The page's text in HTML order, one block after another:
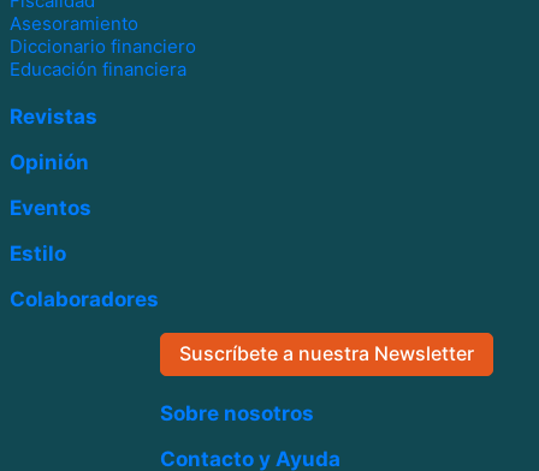
Asesoramiento
Diccionario financiero
Educación financiera
Revistas
Opinión
Eventos
Estilo
Colaboradores
Suscríbete a nuestra Newsletter
Sobre nosotros
Contacto y Ayuda